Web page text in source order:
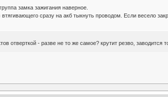
замка зажигания наверное.
втягивающего сразу на акб тыкнуть проводом. Если весело
отверткой - разве не то же самое? крутит резво, заводится